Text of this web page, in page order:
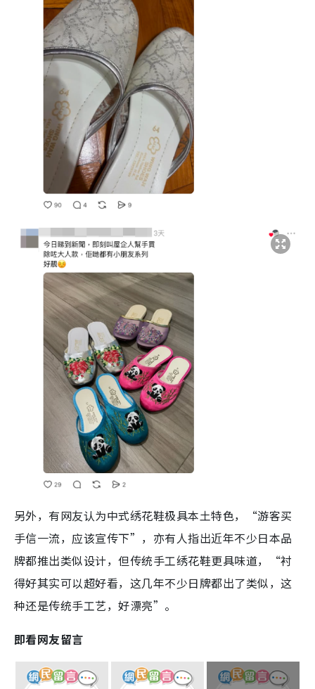
另外，有网友认为中式绣花鞋极具本土特色，“游客买
手信一流，应该宣传下”，亦有人指出近年不少日本品
牌都推出类似设计，但传统手工绣花鞋更具味道，“衬
得好其实可以超好看，这几年不少日牌都出了类似，这
种还是传统手工艺，好漂亮”。
即看网友留言